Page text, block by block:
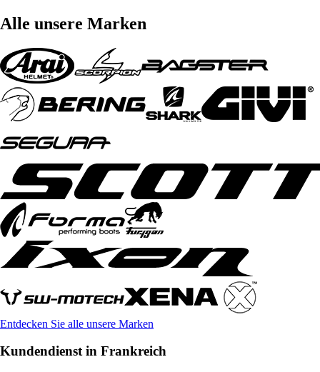
Alle unsere Marken
Entdecken Sie alle unsere Marken
Kundendienst in Frankreich